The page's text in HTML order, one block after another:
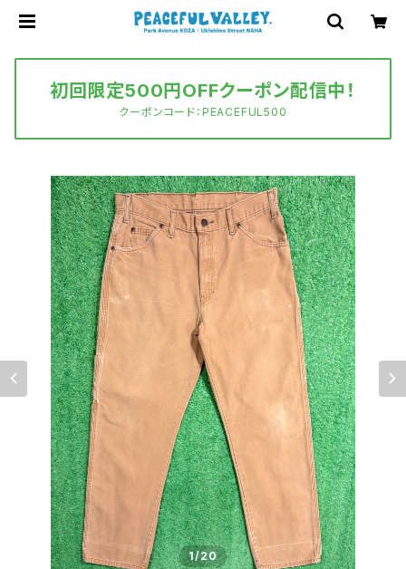
初回限定500円OFFクーポン配信中！
クーポンコード：PEACEFUL500
1/20